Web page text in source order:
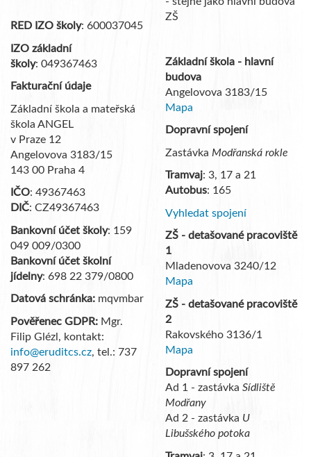
RED IZO školy: 600037045
IZO základní
školy: 049367463
Fakturační údaje
Základní škola a mateřská
škola ANGEL
v Praze 12
Angelovova 3183/15
143 00 Praha 4
IČO: 49367463
DIČ: CZ49367463
Bankovní účet školy: 159
049 009/0300
Bankovní účet školní
jídelny: 698 22 379/0800
Datová schránka: mqvmbar
Pověřenec GDPR: Mgr.
Filip Glézl, kontakt:
info@eruditcs.cz, tel.: 737
897 262
ZŠ
Základní škola - hlavní
budova
Angelovova 3183/15
Mapa
Dopravní spojení
Zastávka Modřanská rokle
Tramvaj: 3, 17 a 21
Autobus: 165
Vyhledat spojení
ZŠ - detašované pracoviště
1
Mladenovova 3240/12
Mapa
ZŠ - detašované pracoviště
2
Rakovského 3136/1
Mapa
Dopravní spojení
Ad 1 - zastávka Sídliště
Modřany
Ad 2 - zastávka U
Libušského potoka